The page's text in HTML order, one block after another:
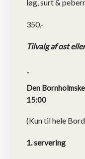
løg, surt &
350,-
Tilvalg af ost
-
Den
15:00
(Kun til hele
1. servering